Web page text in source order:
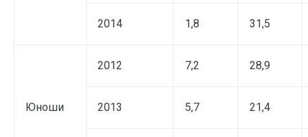
2014 1,8 31,5
Юноши
2012 7,2 28,9
2013 5,7 21,4